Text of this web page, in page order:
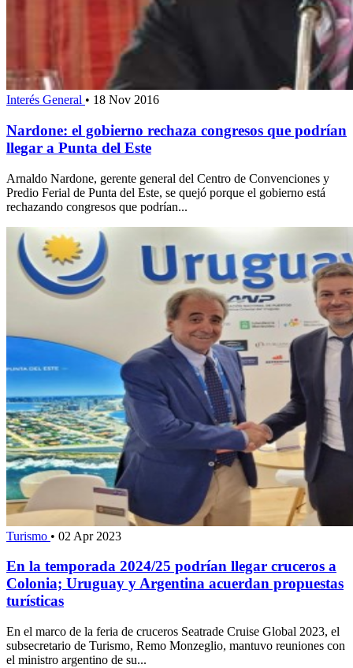
Interés General • 18 Nov 2016
Nardone: el gobierno rechaza congresos que podrían
llegar a Punta del Este
Arnaldo Nardone, gerente general del Centro de Convenciones y
Predio Ferial de Punta del Este, se quejó porque el gobierno está
rechazando congresos que podrían...
Turismo • 02 Apr 2023
En la temporada 2024/25 podrían llegar cruceros a
Colonia; Uruguay y Argentina acuerdan propuestas
turísticas
En el marco de la feria de cruceros Seatrade Cruise Global 2023, el
subsecretario de Turismo, Remo Monzeglio, mantuvo reuniones con
el ministro argentino de su...